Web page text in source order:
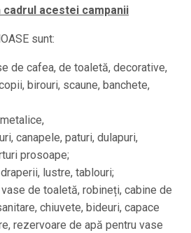
cadrul acestei campanii
sunt:
de cafea, de toaletă, decorative,
birouri, scaune, banchete,
canapele, paturi, dulapuri,
prosoape;
lustre, tablouri;
de toaletă, robineți, cabine de
chiuvete, bideuri, capace
rezervoare de apă pentru vase